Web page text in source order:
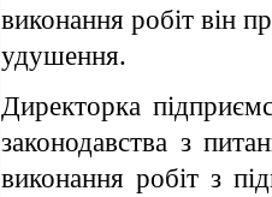
виконання робіт він
удушення.
Директорка
законодавства з
виконання робіт з